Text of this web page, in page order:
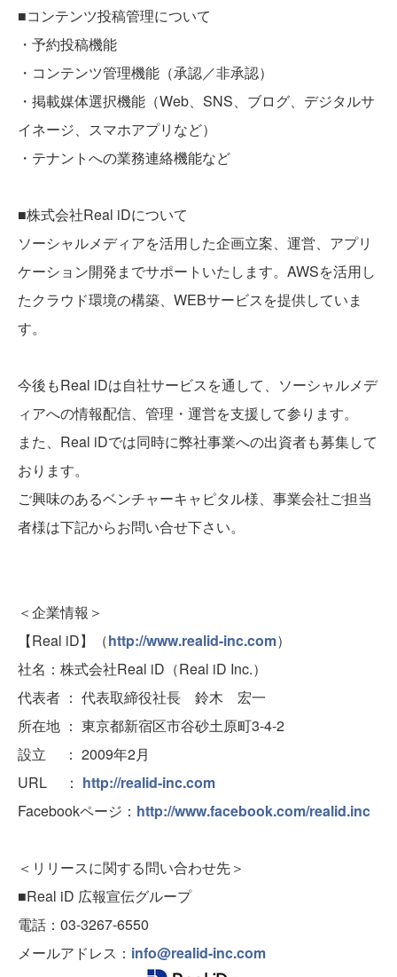
■コンテンツ投稿管理について
・予約投稿機能
・コンテンツ管理機能（承認／非承認）
・掲載媒体選択機能（Web、SNS、ブログ、デジタルサ
イネージ、スマホアプリなど）
・テナントへの業務連絡機能など
■株式会社Real iDについて
ソーシャルメディアを活用した企画立案、運営、アプリ
ケーション開発までサポートいたします。AWSを活用し
たクラウド環境の構築、WEBサービスを提供していま
す。
今後もReal iDは自社サービスを通して、ソーシャルメデ
ィアへの情報配信、管理・運営を支援して参ります。
また、Real iDでは同時に弊社事業への出資者も募集して
おります。
ご興味のあるベンチャーキャピタル様、事業会社ご担当
者様は下記からお問い合せ下さい。
＜企業情報＞
【Real iD】（http://www.realid-inc.com）
社名：株式会社Real iD（Real iD Inc.）
代表者 ： 代表取締役社長 鈴木 宏一
所在地 ： 東京都新宿区市谷砂土原町3-4-2
設立 ： 2009年2月
URL ： http://realid-inc.com
Facebookページ： http://www.facebook.com/realid.inc
＜リリースに関する問い合わせ先＞
■Real iD 広報宣伝グループ
電話：03-3267-6550
メールアドレス： info@realid-inc.com